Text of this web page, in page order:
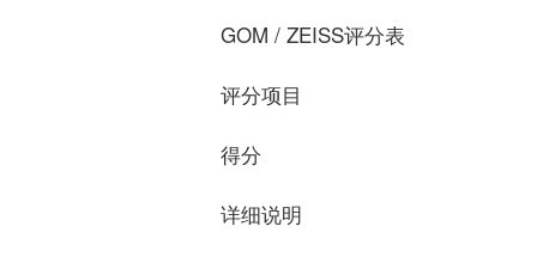
GOM / ZEISS评分表
评分项目
得分
详细说明